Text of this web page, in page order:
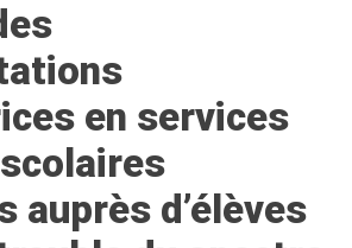
en services
auprès d’élèves